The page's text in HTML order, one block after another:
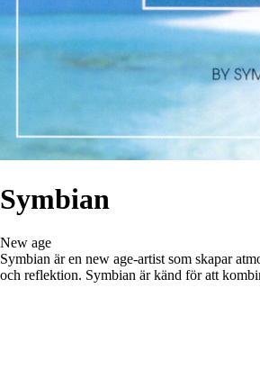
Symbian
New age
Symbian är en new age-artist som skapar
och reflektion. Symbian är känd för att